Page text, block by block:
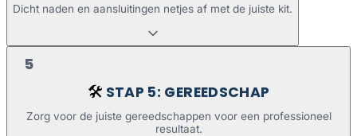
Dicht naden en aansluitingen netjes af met de juiste kit.
5
🛠️ STAP 5: GEREEDSCHAP
Zorg voor de juiste gereedschappen voor een professioneel
resultaat.